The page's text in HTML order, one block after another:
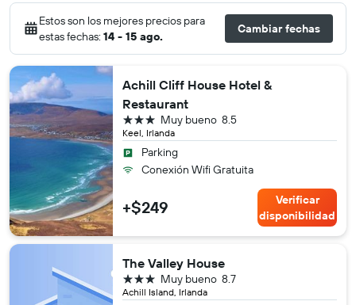
Estos son los mejores precios para
estas fechas: 14 - 15 ago.
Cambiar fechas
Achill Cliff House Hotel &
Restaurant
Keel, Irlanda
8.5
Muy bueno
3 estrellas
Parking
Conexión Wifi Gratuita
+$249
Verificar
disponibilidad
The Valley House
Achill Island, Irlanda
8.7
Muy bueno
3 estrellas